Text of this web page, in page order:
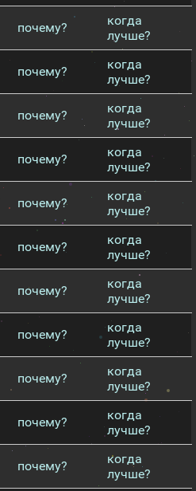
почему?
когда
лучше?
почему?
когда
лучше?
почему?
когда
лучше?
почему?
когда
лучше?
почему?
когда
лучше?
почему?
когда
лучше?
почему?
когда
лучше?
почему?
когда
лучше?
почему?
когда
лучше?
почему?
когда
лучше?
почему?
когда
лучше?